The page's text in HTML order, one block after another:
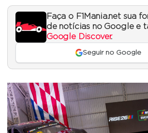
Faça o F1Mania.net sua
de notícias no Google e
Google Discover.
Seguir no Google